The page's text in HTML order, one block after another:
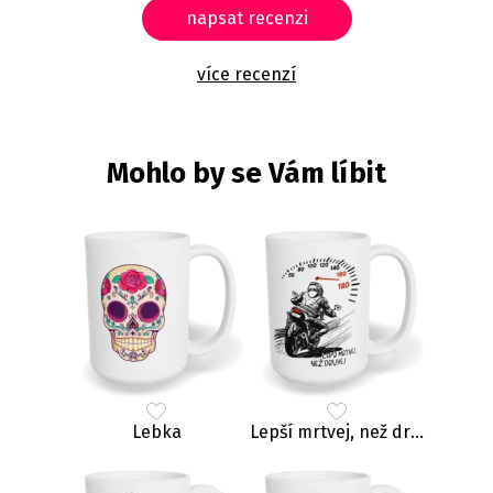
napsat recenzi
více recenzí
Mohlo by se Vám líbit
Lebka Lepší mrtvej, než druhej